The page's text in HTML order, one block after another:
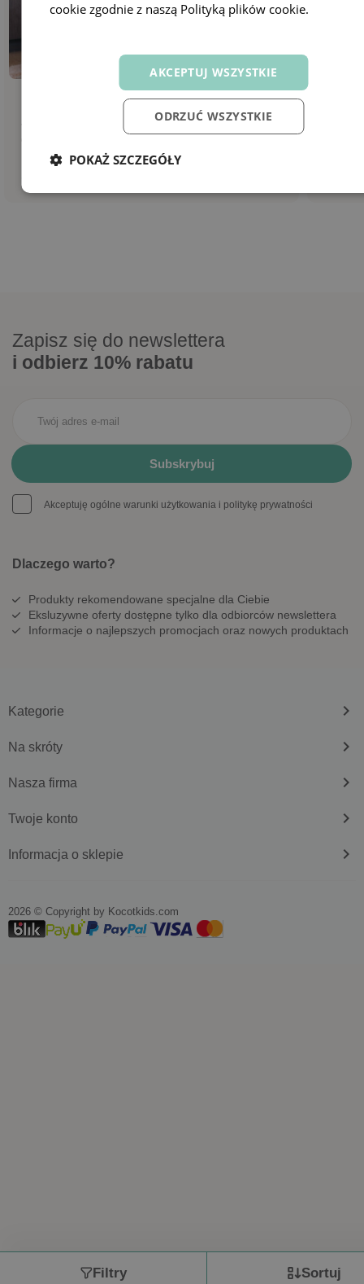
09 października 2024
Jak urządzić kącik relaksacyjny w pokoju
dziecka? 10 najważniejszych zasad
Zapisz się do newslettera
i odbierz 10% rabatu
Akceptuję ogólne warunki użytkowania i politykę prywatności
Dlaczego warto?
Produkty rekomendowane specjalne dla Ciebie
Eksluzywne oferty dostępne tylko dla odbiorców newslettera
Informacje o najlepszych promocjach oraz nowych produktach
Kategorie keyboard_arrow_right
Na skróty keyboard_arrow_right
Nasza firma keyboard_arrow_right
Twoje konto keyboard_arrow_right
Informacja o sklepie keyboard_arrow_right
2026 © Copyright by kocotkids.com
Filtry Sortuj
cookie zgodnie z naszą Polityką plików cookie.
AKCEPTUJ WSZYSTKIE
ODRZUĆ WSZYSTKIE
POKAŻ SZCZEGÓŁY